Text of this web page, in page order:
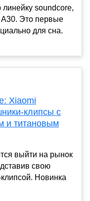
soundcore,
Это первые
для сна.
Xiaomi
клипсы с
и титановым
выйти на рынок
свою
Новинка